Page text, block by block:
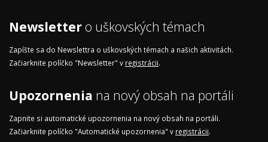
Newsletter o uškovských témach
Zapíšte sa do Newslettra o uškovských témach a našich aktivitách.
Začiarknite políčko "Newsletter" v registrácii.
Upozornenia na nový obsah na portáli
Zapnite si automatické upozornenia na nový obsah na portáli.
Začiarknite políčko "Automatické upozornenia" v registrácii.